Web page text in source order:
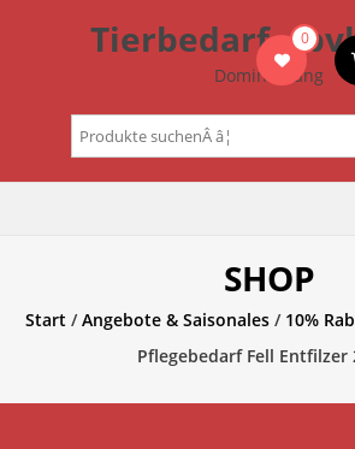
Tierbedarf –
Dominik Lang
0
Suchen
nach:
SHOP
Start /Angebote & Saisonales / 10%
Pflegebedarf Fell Entfilzer